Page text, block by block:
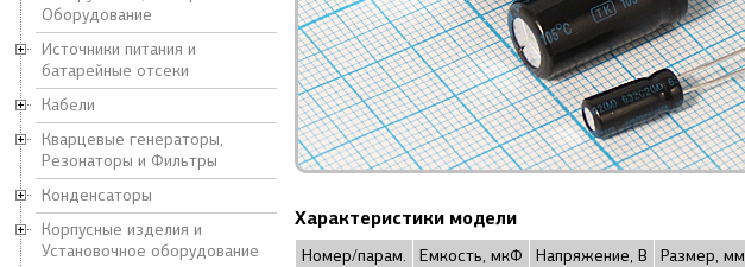
Оборудование
Источники питания и
батарейные отсеки
Кабели
Кварцевые генераторы,
Резонаторы и Фильтры
Конденсаторы
Корпусные изделия и
Установочное оборудование
Характеристики модели
Номер/парам. Емкость, мкФ Напряжение, В Размер, мм